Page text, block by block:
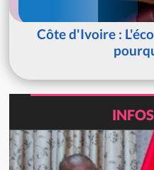
Côte d'Ivoire :
INFOS